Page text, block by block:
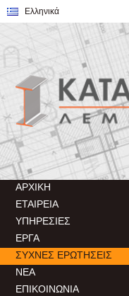
ΑΡΧΙΚΉ
ΕΤΑΙΡΕΊΑ
ΥΠΗΡΕΣΊΕΣ
ΈΡΓΑ
ΣΥΧΝΈΣ ΕΡΩΤΉΣΕΙΣ
ΝΈΑ
ΕΠΙΚΟΙΝΩΝΊΑ